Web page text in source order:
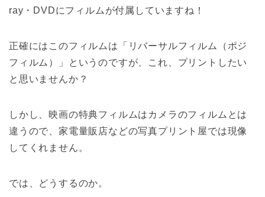
ray・DVDにフィルムが付属していますね！
正確にはこのフィルムは「リバーサルフィルム（ポジ
フィルム）」というのですが、これ、プリントしたい
と思いませんか？
しかし、映画の特典フィルムはカメラのフィルムとは
違うので、家電量販店などの写真プリント屋では現像
してくれません。
では、どうするのか。